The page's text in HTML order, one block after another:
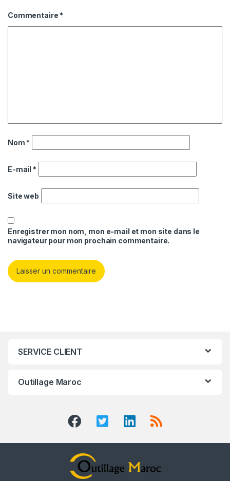
Commentaire *
Nom *
E-mail *
Site web
Enregistrer mon nom, mon e-mail et mon site dans le
navigateur pour mon prochain commentaire.
SERVICE CLIENT
Outillage Maroc